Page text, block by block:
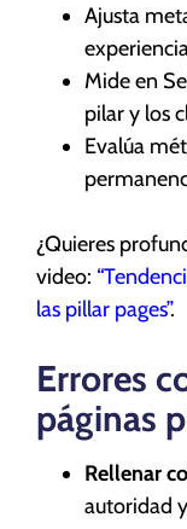
Ajusta
Mide en
pilar y los
Evalúa
¿Quieres
video:
las pillar pages”.
Errores
páginas
Rellenar
autoridad